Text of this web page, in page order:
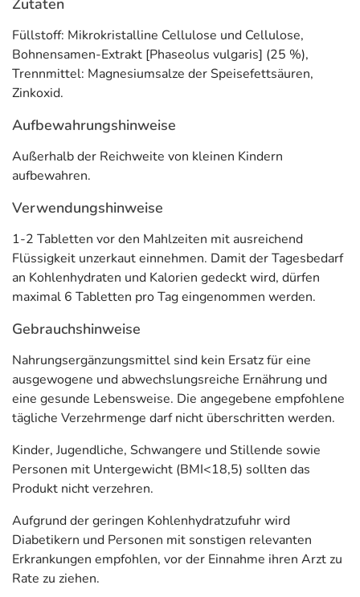
* Zink trägt zu einer normalen Funktion des Immunsystems bei. Zink trägt
dazu bei, die Zellen vor oxidativem Stress zu schützen. Zink hat eine Funktion
bei der Zellteilung. Zink trägt zu einem normalen Stoffwechsel von
Makronährstoffen bei. Zink trägt zu einem normalen Vitamin-A-Stoffwechsel
einem normalen Säure-Basen-Stoffwechsel bei. Zink trägt zu einem normalen
bei.
Anwendung
1-2 Tabletten vor den Mahlzeiten mit ausreichend
Flüssigkeit unzerkaut einnehmen. Damit der Tagesbedarf
an Kohlenhydraten und Kalorien gedeckt wird, dürfen
maximal 6 Tabletten pro Tag eingenommen werden.
Adresse des Lebensmittel-Unternehmens
MEDICOM Pharma GmbH
Zum Lausebrink 12
31832 Springe
Informationen zu diesem Lebensmittel (wie z. B. Zutaten,
Allergene) sind bei den Lebensmittelangaben als pdf
hinterlegt. (oben)
Zutaten
Füllstoff: Mikrokristalline Cellulose und Cellulose,
Bohnensamen-Extrakt [Phaseolus vulgaris] (25 %),
Trennmittel: Magnesiumsalze der Speisefettsäuren,
Zinkoxid.
Aufbewahrungshinweise
Außerhalb der Reichweite von kleinen Kindern
aufbewahren.
Verwendungshinweise
1-2 Tabletten vor den Mahlzeiten mit ausreichend
Flüssigkeit unzerkaut einnehmen. Damit der Tagesbedarf
an Kohlenhydraten und Kalorien gedeckt wird, dürfen
maximal 6 Tabletten pro Tag eingenommen werden.
Gebrauchshinweise
Nahrungsergänzungsmittel sind kein Ersatz für eine
ausgewogene und abwechslungsreiche Ernährung und
eine gesunde Lebensweise. Die angegebene empfohlene
tägliche Verzehrmenge darf nicht überschritten werden.
Kinder, Jugendliche, Schwangere und Stillende sowie
Personen mit Untergewicht (BMI<18,5) sollten das
Produkt nicht verzehren.
Aufgrund der geringen Kohlenhydratzufuhr wird
Diabetikern und Personen mit sonstigen relevanten
Erkrankungen empfohlen, vor der Einnahme ihren Arzt zu
Rate zu ziehen.